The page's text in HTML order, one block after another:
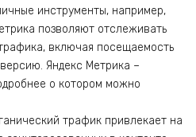
инструменты, например,
позволяют отслеживать
включая посещаемость
Яндекс Метрика –
о котором можно
трафик привлекает на